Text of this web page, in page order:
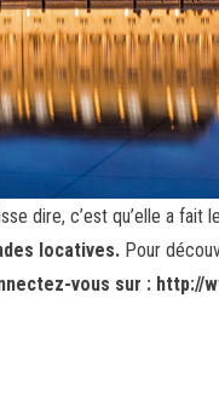
dire, c’est qu’elle a fait
locatives. Pour
vous sur : http://